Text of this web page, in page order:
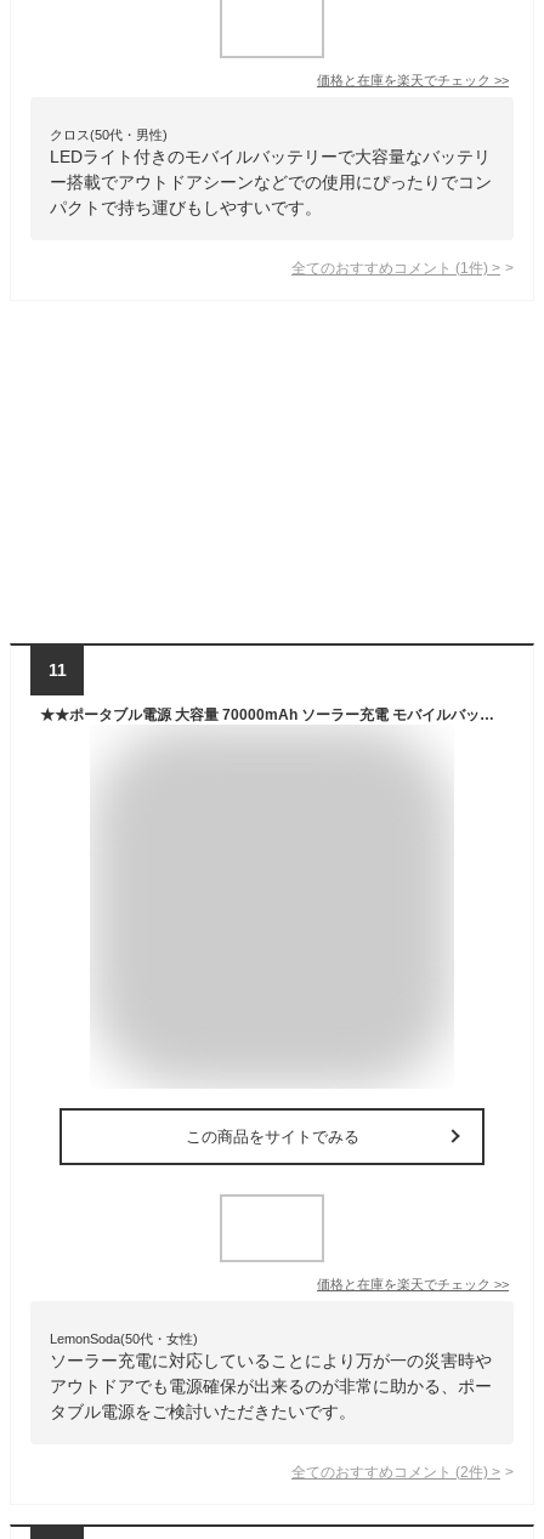
価格と在庫を楽天でチェック >>
クロス(50代・男性)
LEDライト付きのモバイルバッテリーで大容量なバッテリ
ー搭載でアウトドアシーンなどでの使用にぴったりでコン
パクトで持ち運びもしやすいです。
全てのおすすめコメント (1 件) >
11
★★ポータブル電源 大容量 70000mAh ソーラー充電 モバイルバッテリー ソーラー ポータブル電源 ライト付き 35W出力 ポタ電 家庭用 コンパクト 防災 アウトドア 車中泊 省エネ 軽量 持ち運び便利 PSE認証済
この商品をサイトでみる
価格と在庫を楽天でチェック >>
LemonSoda(50代・女性)
ソーラー充電に対応していることにより万が一の災害時や
アウトドアでも電源確保が出来るのが非常に助かる、ポー
タブル電源をご検討いただきたいです。
全てのおすすめコメント (2件) >